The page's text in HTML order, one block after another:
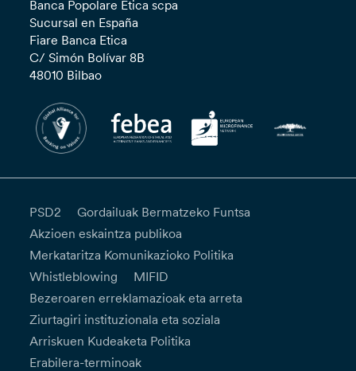
Banca Popolare Etica scpa
Sucursal en España
Fiare Banca Etica
C/ Simón Bolívar 8B
48010 Bilbao
PSD2
Gordailuak Bermatzeko Funtsa
Akzioen eskaintza publikoa
Merkataritza Komunikazioko Politika
Whistleblowing
MIFID
Bezeroaren erreklamazioak eta arreta
Ziurtagiri instituzionala eta soziala
Arriskuen Kudeaketa Politika
Erabilera-terminoak